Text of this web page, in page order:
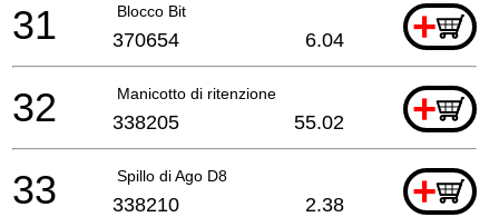
Blocco Bit +
31 370654 6.04
Manicotto di ritenzione +
32 338205 55.02
Spillo di Ago D8 +
33 338210 2.38